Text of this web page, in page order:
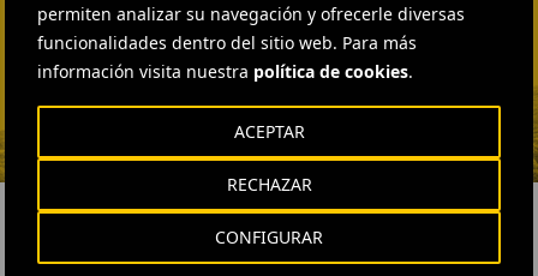
permiten analizar su navegación y ofrecerle diversas
funcionalidades dentro del sitio web. Para más
información visita nuestra política de cookies.
CONFIGURAR
RECHAZAR
ACEPTAR
Fátima Gracia De
Vargas
ENVIAR CORREO